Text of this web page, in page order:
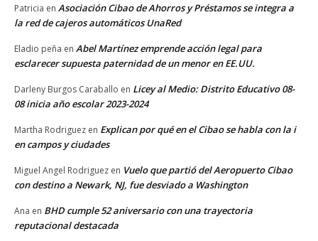
Patricia en Asociación Cibao de Ahorros y Préstamos se integra a
la red de cajeros automáticos UnaRed
Eladio peña en Abel Martínez emprende acción legal para
esclarecer supuesta paternidad de un menor en EE.UU.
Darleny Burgos Caraballo en Licey al Medio: Distrito Educativo 08-
08 inicia año escolar 2023-2024
Martha Rodriguez en Explican por qué en el Cibao se habla con la i
en campos y ciudades
Miguel Angel Rodriguez en Vuelo que partió del Aeropuerto Cibao
con destino a Newark, NJ, fue desviado a Washington
Ana en BHD cumple 52 aniversario con una trayectoria
reputacional destacada